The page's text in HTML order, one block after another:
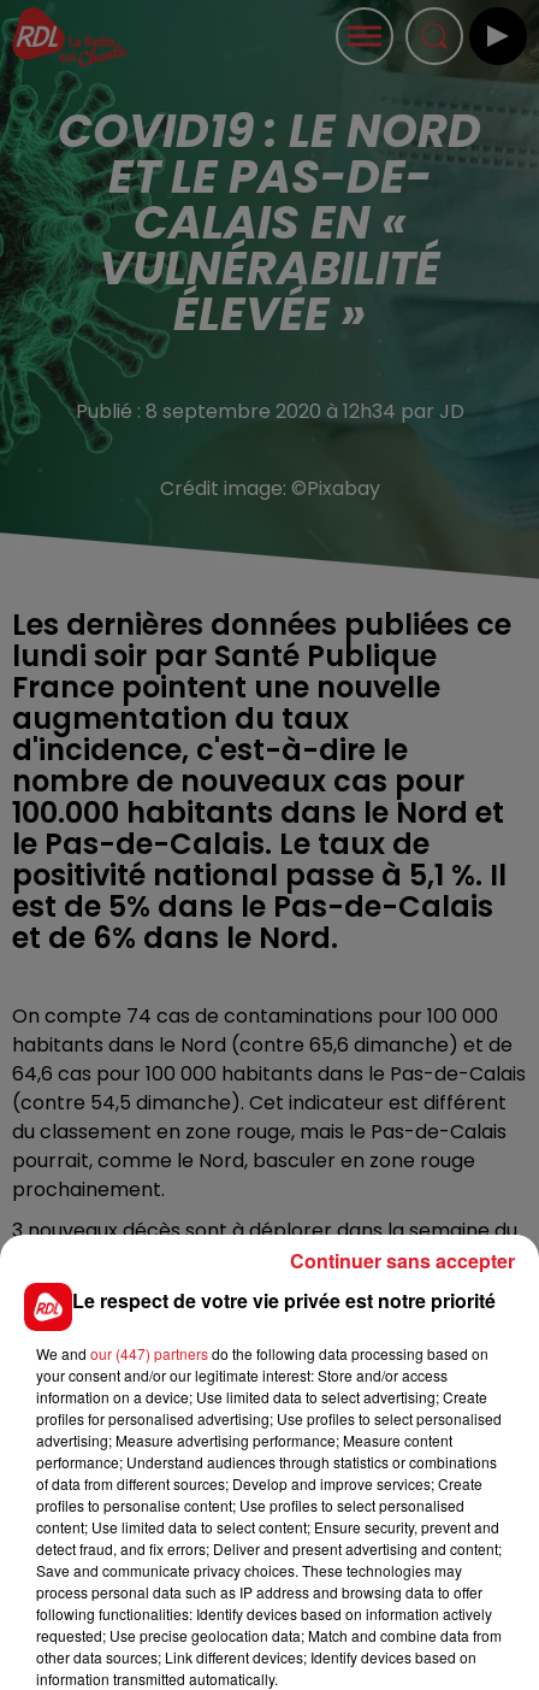
COVID19 : LE NORD
ET LE PAS-DE-
CALAIS EN «
VULNÉRABILITÉ
ÉLEVÉE »
Publié : 8 septembre 2020 à 12h34 par JD
Crédit image: ©Pixabay
Les dernières données publiées ce
lundi soir par Santé Publique
France pointent une nouvelle
augmentation du taux
d'incidence, c'est-à-dire le
nombre de nouveaux cas pour
100.000 habitants dans le Nord et
le Pas-de-Calais. Le taux de
positivité national passe à 5,1 %. Il
est de 5% dans le Pas-de-Calais
et de 6% dans le Nord.
On compte 74 cas de contaminations pour 100 000
habitants dans le Nord (contre 65,6 dimanche) et de
64,6 cas pour 100 000 habitants dans le Pas-de-Calais
(contre 54,5 dimanche). Cet indicateur est différent
du classement en zone rouge, mais le Pas-de-Calais
pourrait, comme le Nord, basculer en zone rouge
prochainement.
3 nouveaux décès sont à déplorer dans la semaine du
31/08 au 6/09 dans les 2 départements. En revanche,
les hospitalisations sont stables depuis le 1er
septembre (90 le 01/09, 84 aujourd’hui dans le Pas-
de-Calais, 138 le 01/09 et 144 aujourd’hui dans le Nord).
Des chiffres qui peuvent s’expliquer par l’âge des
personnes contaminées : «la circulation virale est
particulièrement active chez les adultes jeunes»,
remarque Santé Publique France.
FIL D'ACTUS
Le respect de votre vie privée est notre priorité
We and our (447) partnersdo the following data processing based on
your consent and/or our legitimate interest: Store and/or access
information on a device; Use limited data to select advertising; Create
profiles for personalised advertising; Use profiles to select personalised
advertising; Measure advertising performance; Measure content
performance; Understand audiences through statistics or combinations
of data from different sources; Develop and improve services; Create
profiles to personalise content; Use profiles to select personalised
content; Use limited data to select content; Ensure security, prevent and
detect fraud, and fix errors; Deliver and present advertising and content;
Save and communicate privacy choices. These technologies may
process personal data such as IP address and browsing data to offer
following functionalities: Identify devices based on information actively
requested; Use precise geolocation data; Match and combine data from
other data sources; Link different devices; Identify devices based on
information transmitted automatically.
Continuer sans accepter